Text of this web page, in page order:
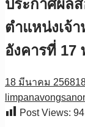
ประกาศผล
ตำแหน่งเจ้
อังคารที่ 17
18 มีนาคม 2568
Post Views: 94